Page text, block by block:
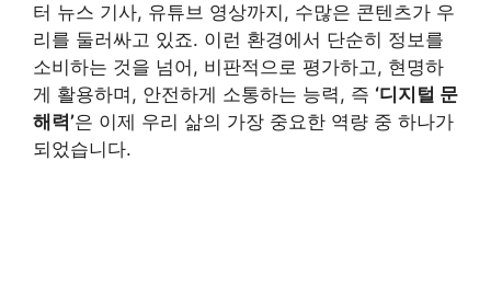
터 뉴스 기사, 유튜브 영상까지, 수많은 콘텐츠가 우
리를 둘러싸고 있죠. 이런 환경에서 단순히 정보를
소비하는 것을 넘어, 비판적으로 평가하고, 현명하
게 활용하며, 안전하게 소통하는 능력, 즉 ‘디지털 문
해력’은 이제 우리 삶의 가장 중요한 역량 중 하나가
되었습니다.